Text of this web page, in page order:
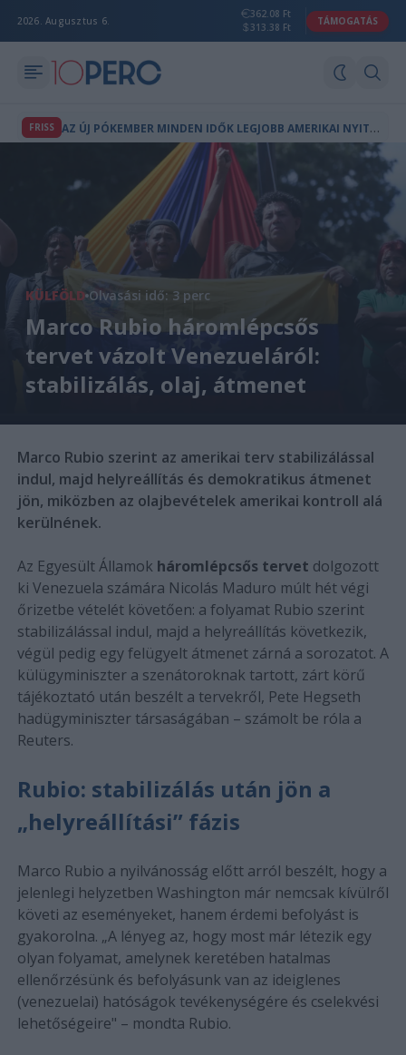
2026. Augusztus 6.
362.08 Ft
313.38 Ft
TÁMOGATÁS
FRISS A
Z ÚJ PÓKEMBER MINDEN IDŐK LEGJOBB AMERIKAI NYITÓHÉTVÉGÉJÉT HOZTA
KÜLFÖLD Olvasási idő: 3 perc
Marco Rubio háromlépcsős
tervet vázolt Venezueláról:
stabilizálás, olaj, átmenet
Marco Rubio szerint az amerikai terv stabilizálással
indul, majd helyreállítás és demokratikus átmenet
jön, miközben az olajbevételek amerikai kontroll alá
kerülnének.
Az Egyesült Államok háromlépcsős tervet dolgozott
ki Venezuela számára Nicolás Maduro múlt hét végi
őrizetbe vételét követően: a folyamat Rubio szerint
stabilizálással indul, majd a helyreállítás következik,
végül pedig egy felügyelt átmenet zárná a sorozatot. A
külügyminiszter a szenátoroknak tartott, zárt körű
tájékoztató után beszélt a tervekről, Pete Hegseth
hadügyminiszter társaságában – számolt be róla a
Reuters.
Rubio: stabilizálás után jön a
„helyreállítási” fázis
Marco Rubio a nyilvánosság előtt arról beszélt, hogy a
jelenlegi helyzetben Washington már nemcsak kívülről
követi az eseményeket, hanem érdemi befolyást is
gyakorolna. „A lényeg az, hogy most már létezik egy
olyan folyamat, amelynek keretében hatalmas
ellenőrzésünk és befolyásunk van az ideiglenes
(venezuelai) hatóságok tevékenységére és cselekvési
lehetőségeire" – mondta Rubio.